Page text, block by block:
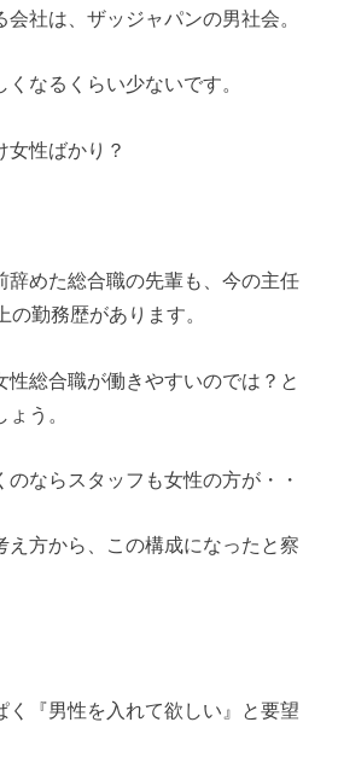
社は、ザッジャパンの男社会。
なるくらい少ないです。
女性ばかり？
辞めた総合職の先輩も、今の主任
の勤務歴があります。
性総合職が働きやすいのでは？と
う。
のならスタッフも女性の方が・・
え方から、この構成になったと察
く『男性を入れて欲しい』と要望